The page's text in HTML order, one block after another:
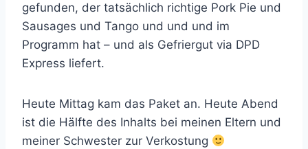
gefunden, der tatsächlich richtige Pork Pie und
Sausages und Tango und und und im
Programm hat – und als Gefriergut via DPD
Express liefert.
Heute Mittag kam das Paket an. Heute Abend
ist die Hälfte des Inhalts bei meinen Eltern und
meiner Schwester zur Verkostung